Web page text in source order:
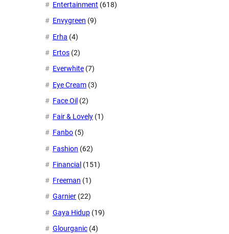
Entertainment (618)
Envygreen (9)
Erha (4)
Ertos (2)
Everwhite (7)
Eye Cream (3)
Face Oil (2)
Fair & Lovely (1)
Fanbo (5)
Fashion (62)
Financial (151)
Freeman (1)
Garnier (22)
Gaya Hidup (19)
Glourganic (4)